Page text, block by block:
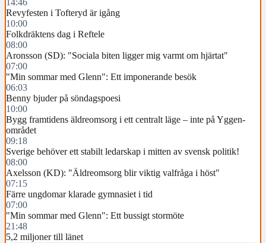
14:46
Revyfesten i Tofteryd är igång
10:00
Folkdräktens dag i Reftele
08:00
Aronsson (SD): "Sociala biten ligger mig varmt om hjärtat"
07:00
"Min sommar med Glenn": Ett imponerande besök
06:03
Benny bjuder på söndagspoesi
10:00
Bygg framtidens äldreomsorg i ett centralt läge – inte på Yggen-
området
09:18
Sverige behöver ett stabilt ledarskap i mitten av svensk politik!
08:00
Axelsson (KD): "Äldreomsorg blir viktig valfråga i höst"
07:15
Färre ungdomar klarade gymnasiet i tid
07:00
"Min sommar med Glenn": Ett bussigt stormöte
21:48
5,2 miljoner till länet